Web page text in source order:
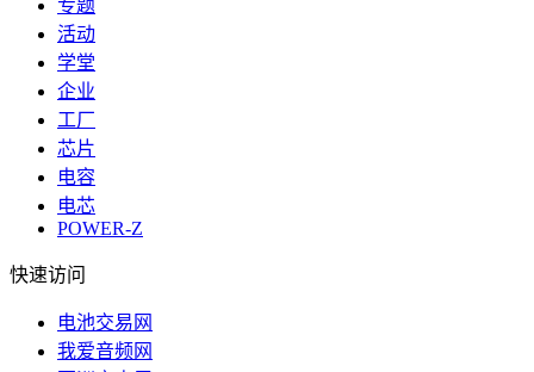
专题
活动
学堂
企业
工厂
芯片
电容
电芯
POWER-Z
快速访问
电池交易网
我爱音频网